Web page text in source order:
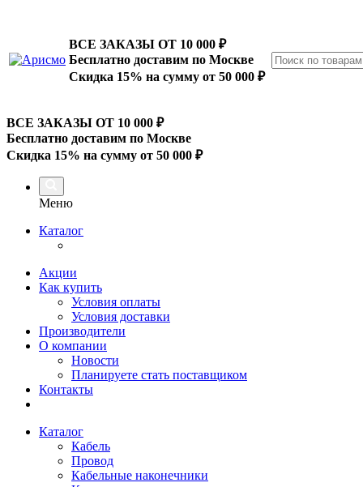
ВСЕ ЗАКАЗЫ ОТ 10 000 ₽
Бесплатно доставим по Москве
Скидка 15% на сумму от 50 000 ₽
ВСЕ ЗАКАЗЫ ОТ 10 000 ₽
Бесплатно доставим по Москве
Скидка 15% на сумму от 50 000 ₽
Меню
Каталог
Акции
Как купить
Условия оплаты
Условия доставки
Производители
О компании
Новости
Планируете стать поставщиком
Контакты
Каталог
Кабель
Провод
Кабельные наконечники